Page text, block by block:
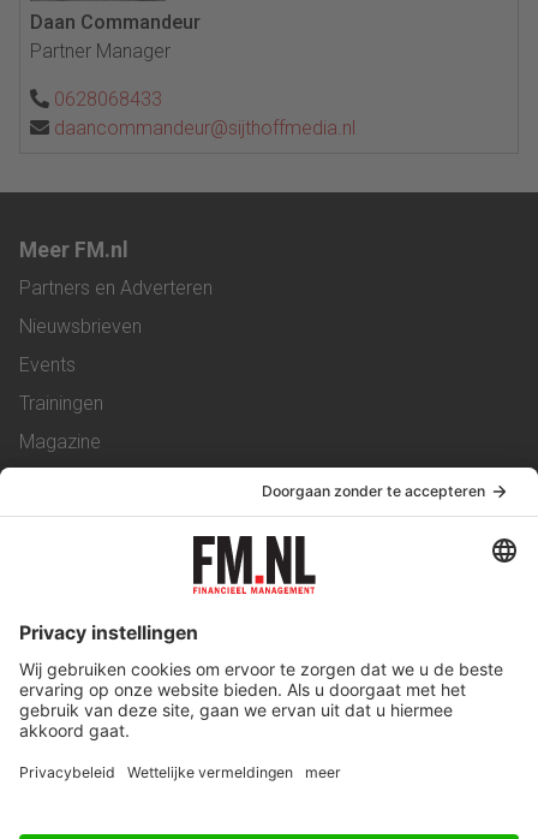
Daan Commandeur
Partner Manager
0628068433
daancommandeur@sijthoffmedia.nl
Meer FM.nl
Partners en Adverteren
Nieuwsbrieven
Events
Trainingen
Magazine
Service & Contact
Werken bij ons
Privacy Statement
Algemene Voorwaarden